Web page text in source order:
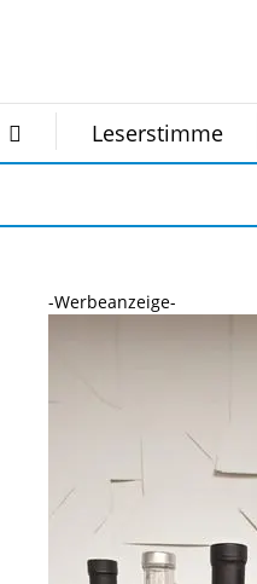
Leserstimme
-Werbeanzeige-